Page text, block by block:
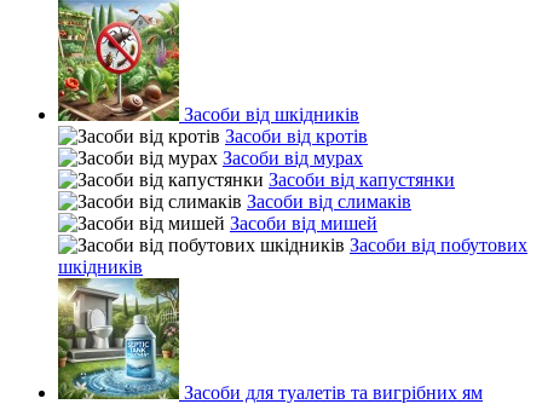
Засоби від шкідників
Засоби від кротів
Засоби від мурах
Засоби від капустянки
Засоби від слимаків
Засоби від мишей
Засоби від побутових
шкідників
Засоби для туалетів та вигрібних ям